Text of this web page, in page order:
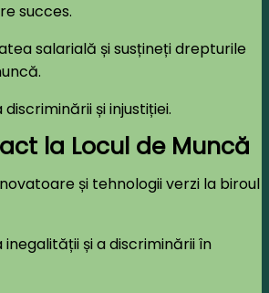
succes.
salarială și susțineți drepturile
și injustiției.
la Locul de Muncă
și tehnologii verzi la biroul
și a discriminării în